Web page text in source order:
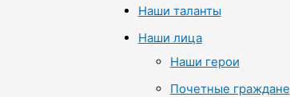
Наши таланты
Наши лица
Наши герои
Почетные граждане